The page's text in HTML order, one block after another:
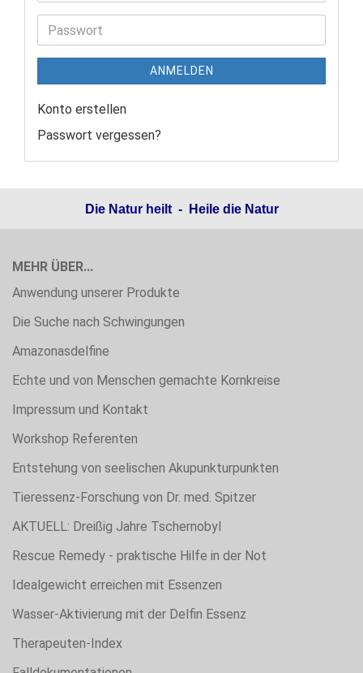
ANMELDEN
Konto erstellen
Passwort vergessen?
Die Natur heilt - Heile die Natur
MEHR ÜBER...
Anwendung unserer Produkte
Die Suche nach Schwingungen
Amazonasdelfine
Echte und von Menschen gemachte Kornkreise
Impressum und Kontakt
Workshop Referenten
Entstehung von seelischen Akupunkturpunkten
Tieressenz-Forschung von Dr. med. Spitzer
AKTUELL: Dreißig Jahre Tschernobyl
Rescue Remedy - praktische Hilfe in der Not
Idealgewicht erreichen mit Essenzen
Wasser-Aktivierung mit der Delfin Essenz
Therapeuten-Index